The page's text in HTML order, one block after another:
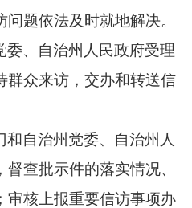
问题依法及时就地解决。
、 自治州人民政府受理
群众来访， 交办和转送信
和自治州党委、 自治州人
督查批示件的落实情况、
审核上报重要信访事项办